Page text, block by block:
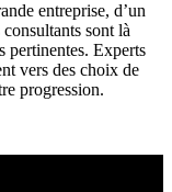
entreprise, d’un
sont là
pertinentes. Experts
vers des choix de
progression.